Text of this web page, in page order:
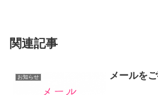
関連記事
お知らせ メールを